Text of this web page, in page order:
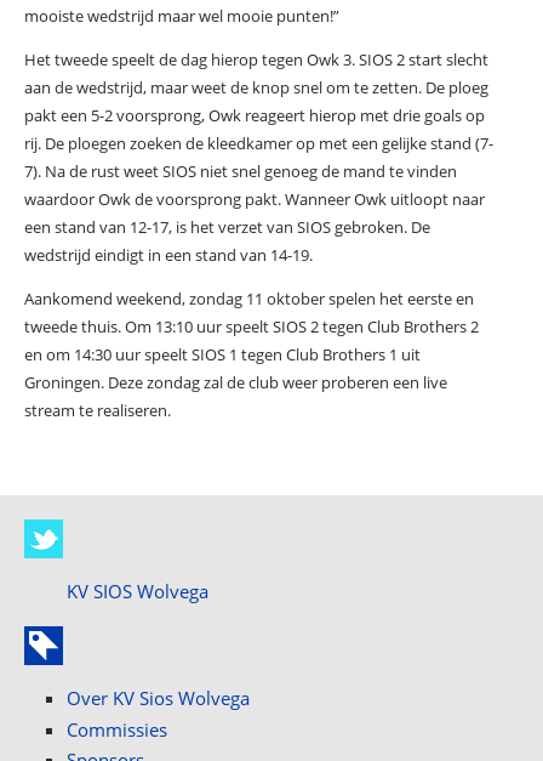
mooiste wedstrijd maar wel mooie punten!”
Het tweede speelt de dag hierop tegen Owk 3. SIOS 2 start slecht
aan de wedstrijd, maar weet de knop snel om te zetten. De ploeg
pakt een 5-2 voorsprong, Owk reageert hierop met drie goals op
rij. De ploegen zoeken de kleedkamer op met een gelijke stand (7-
7). Na de rust weet SIOS niet snel genoeg de mand te vinden
waardoor Owk de voorsprong pakt. Wanneer Owk uitloopt naar
een stand van 12-17, is het verzet van SIOS gebroken. De
wedstrijd eindigt in een stand van 14-19.
Aankomend weekend, zondag 11 oktober spelen het eerste en
tweede thuis. Om 13:10 uur speelt SIOS 2 tegen Club Brothers 2
en om 14:30 uur speelt SIOS 1 tegen Club Brothers 1 uit
Groningen. Deze zondag zal de club weer proberen een live
stream te realiseren.
KV SIOS Wolvega
Over KV Sios Wolvega
Commissies